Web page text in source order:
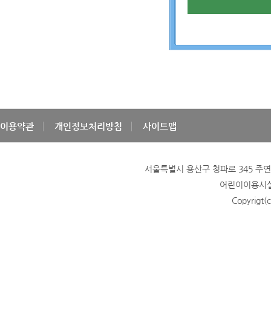
이용약관 개인정보처리방침 사이트맵
서울특별시 용산구 청파로 345
어린이이용시